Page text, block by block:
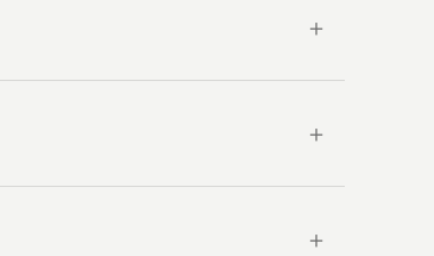
＋
＋
＋